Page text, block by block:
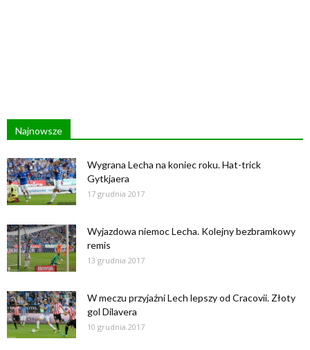
Najnowsze
Wygrana Lecha na koniec roku. Hat-trick
Gytkjaera
17 grudnia 2017
Wyjazdowa niemoc Lecha. Kolejny bezbramkowy
remis
13 grudnia 2017
W meczu przyjaźni Lech lepszy od Cracovii. Złoty
gol Dilavera
10 grudnia 2017